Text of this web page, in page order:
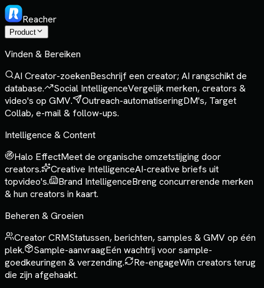
Reacher
Product
Vinden & Bereiken
AI Creator-zoekenBeschrijf een creator; AI rangschikt de
database.
Social IntelligenceVergelijk merken, creators &
video's op GMV.
Outreach-automatiseringDM's, Target
Collab, e-mail & follow-ups.
Intelligence & Content
Halo EffectMeet de organische omzetstijging door
creators.
Creative IntelligenceAI-creative briefs uit
topvideo's.
Brand IntelligenceBreng concurrerende merken
& hun creators in kaart.
Beheren & Groeien
Creator CRMStatussen, berichten, samples & GMV op één
plek.
Sample-aanvraagEén wachtrij voor sample-
goedkeuringen & verzending.
Re-engageWin creators terug
die zijn afgehaakt.